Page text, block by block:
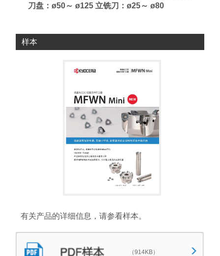
刀盘：ø50～ ø125 立铣刀：ø25～ ø80
样本
有关产品的详细信息，请参看样本。
（914KB）